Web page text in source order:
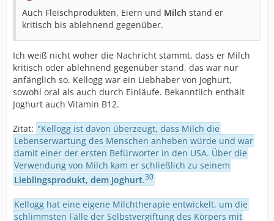
Auch Fleischprodukten, Eiern und Milch stand er
kritisch bis ablehnend gegenüber.
Ich weiß nicht woher die Nachricht stammt, dass er Milch
kritisch oder ablehnend gegenüber stand, das war nur
anfänglich so. Kellogg war ein Liebhaber von Joghurt,
sowohl oral als auch durch Einläufe. Bekanntlich enthält
Joghurt auch Vitamin B12.
Zitat: "Kellogg ist davon überzeugt, dass Milch die
Lebenserwartung des Menschen anheben würde und war
damit einer der ersten Befürworter in den USA. Über die
Verwendung von Milch kam er schließlich zu seinem
Lieblingsprodukt, dem Joghurt.30
Kellogg hat eine eigene Milchtherapie entwickelt, um die
schlimmsten Fälle der Selbstvergiftung des Körpers mit